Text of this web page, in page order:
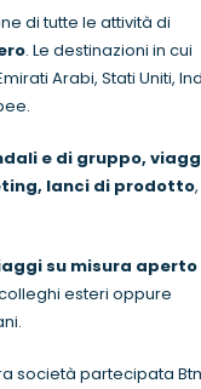
di tutte le attività di
. Le destinazioni in cui
Arabi, Stati Uniti,
e di gruppo,
lanci di prodotto,
su misura aperto
esteri oppure
società partecipata